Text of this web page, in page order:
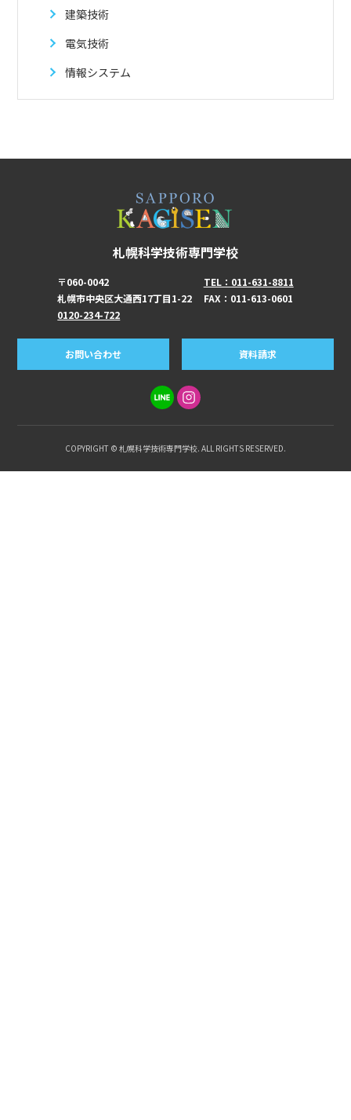
建築技術
電気技術
情報システム
札幌科学技術専門学校
〒060-0042
札幌市中央区大通西17丁目1-22
0120-234-722
TEL：011-631-8811
FAX：011-613-0601
お問い合わせ 資料請求
COPYRIGHT © 札幌科学技術専門学校. ALL RIGHTS RESERVED.